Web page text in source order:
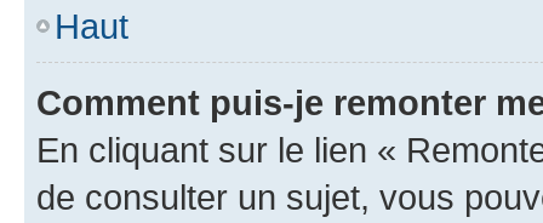
Haut
Comment puis-je remonter
En cliquant sur le lien «
de consulter un sujet, vous